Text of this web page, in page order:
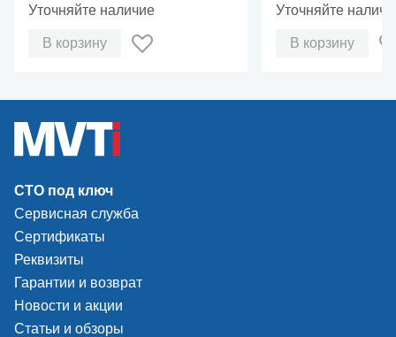
Уточняйте наличие
В корзину
Уточняйте
В корзину
СТО под ключ
Сервисная служба
Сертификаты
Реквизиты
Гарантии и возврат
Новости и акции
Статьи и обзоры